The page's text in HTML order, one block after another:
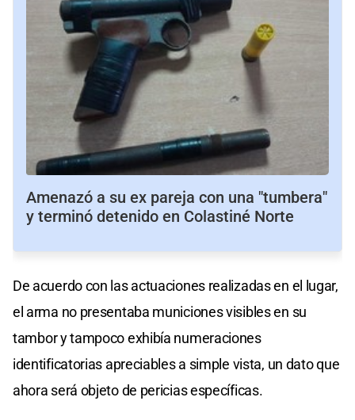
Amenazó a su ex pareja con una "tumbera"
y terminó detenido en Colastiné Norte
De acuerdo con las actuaciones realizadas en el lugar,
el arma no presentaba municiones visibles en su
tambor y tampoco exhibía numeraciones
identificatorias apreciables a simple vista, un dato que
ahora será objeto de pericias específicas.